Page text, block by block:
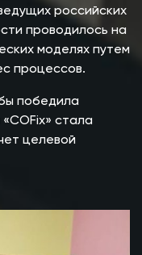
российских
проводилось на
моделях путем
процессов.
победила
стала
целевой